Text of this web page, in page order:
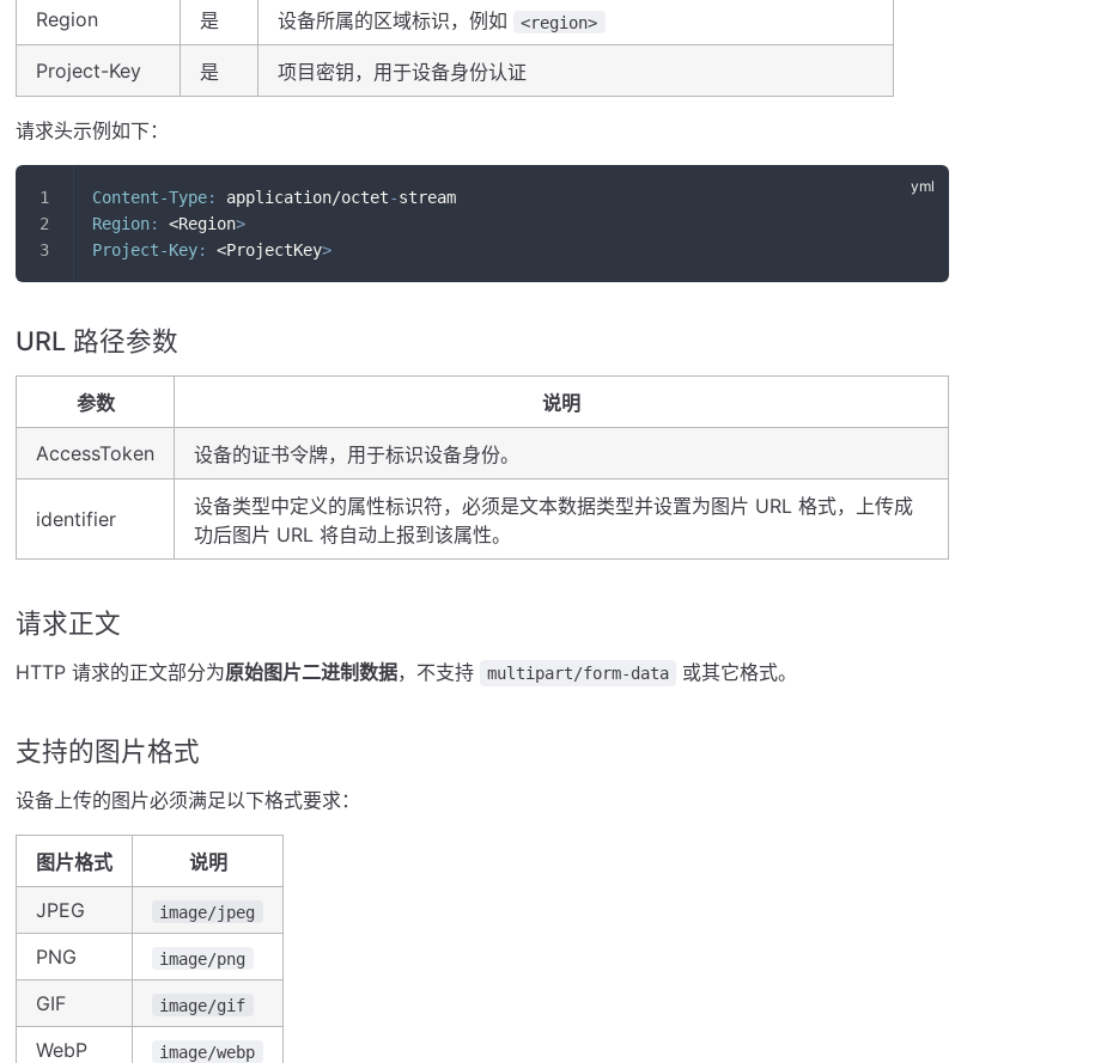
Region 是 设备所属的区域标识，例如 <region>
Project-Key 是 项目密钥，用于设备身份认证
请求头示例如下：
Content-Type: application/octet-stream
Region: <Region>
Project-Key: <ProjectKey>
URL 路径参数
参数 说明
AccessToken 设备的证书令牌，用于标识设备身份。
identifier
设备类型中定义的属性标识符，必须是文本数据类型并设置为图片 URL 格式，上传成
功后图片 URL 将自动上报到该属性。
请求正文
HTTP 请求的正文部分为原始图片二进制数据，不支持 multipart/form-data 或其它格式。
支持的图片格式
设备上传的图片必须满足以下格式要求：
图片格式
说明
JPEG
image/jpeg
PNG image/png
GIF image/gif
WebP image/webp